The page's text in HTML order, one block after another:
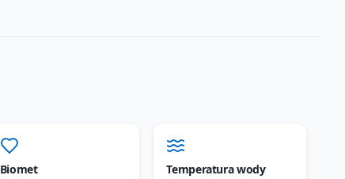
Biomet Temperatura wody